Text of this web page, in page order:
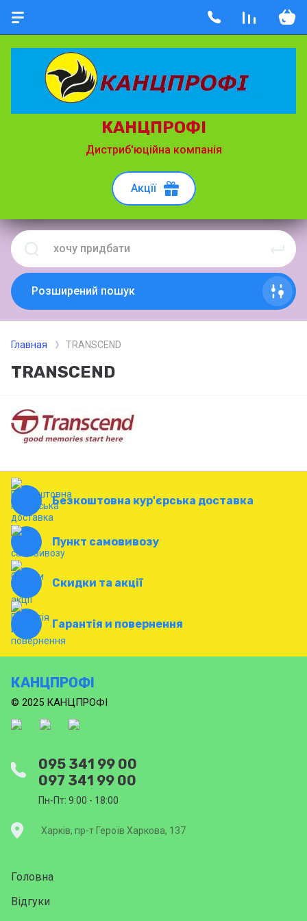
КАНЦПРОФІ
Дистриб'юційна компанія
Акції
Розширений пошук
Главная TRANSCEND
TRANSCEND
Безкоштовна кур'єрська доставка
Пункт самовивозу
Скидки та акції
Гарантія и повернення
КАНЦПРОФІ
© 2025 КАНЦПРОФІ
095 341 99 00
097 341 99 00
Пн-Пт: 9:00 - 18:00
Харків, пр-т Героїв Харкова, 137
Головна
Відгуки